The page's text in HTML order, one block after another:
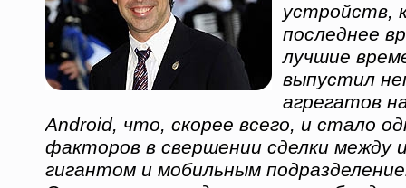
устройств,
последнее
лучшие
выпустил
агрегатов
Android, что, скорее всего, и стало
факторов в свершении сделки между
гигантом и мобильным